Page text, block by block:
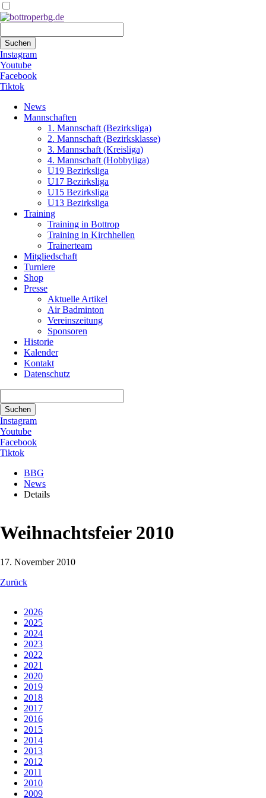
Suchen
Instagram
Youtube
Facebook
Tiktok
überspringen
News
Mannschaften
1. Mannschaft (Bezirksliga)
2. Mannschaft (Bezirksklasse)
3. Mannschaft (Kreisliga)
4. Mannschaft (Hobbyliga)
U19 Bezirksliga
U17 Bezirksliga
U15 Bezirksliga
U13 Bezirksliga
Training
Training in Bottrop
Training in Kirchhellen
Trainerteam
Mitgliedschaft
Turniere
Shop
Presse
Aktuelle Artikel
Air Badminton
Vereinszeitung
Sponsoren
Historie
Kalender
Kontakt
Datenschutz
Suchen
Instagram
Youtube
Facebook
Tiktok
BBG
News
Details
Weihnachtsfeier 2010
17. November 2010
Zurück
2026
2025
2024
2023
2022
2021
2020
2019
2018
2017
2016
2015
2014
2013
2012
2011
2010
2009